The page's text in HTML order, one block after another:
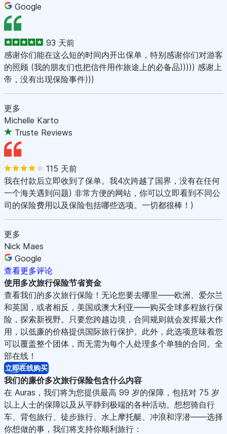
Google
93 天前
感谢你们能在这么短的时间内开出保单，特别感谢你们对游客
的照顾 (我的朋友们也把信件用作旅途上的必备品))))) 感谢上
帝，没有出现保险事件)))
更多
Michelle Karto
Truste Reviews
115 天前
我在付款后立即收到了保单。我4次跨越了国界，没有在任何
一个海关遇到问题) 非常方便的网站，你可以立即看到不同公
司的保险费用以及保险包括哪些选项。一切都很棒！)
更多
Nick Maes
Google
查看更多评论
使用多次旅行保险节省资金
查看我们的多次旅行保险！无论您要去哪里——欧洲、爱尔兰
和英国，或者相反，美国或澳大利亚——购买全球多程旅行保
险，探索新视野。只要您跨越边境，合同规则就会发挥最大作
用，以低廉的价格提供国际旅行保护。此外，此选项意味着您
可以覆盖整个团体，而无需为每个人处理多个单独的合同。全
部在线！
立即在线购买
我们的廉价多次旅行保险包含什么内容
在 Auras，我们将为您提供最高 99 岁的保障，包括对 75 岁
以上人士的保障以及从平静到极端的各种活动。想想骑自行
车、背包旅行、徒步旅行、水上摩托艇、冲浪和浮潜——选择
你想做的事，我们将支持你顺利旅行：